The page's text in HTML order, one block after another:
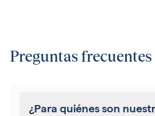
Preguntas frecuentes
¿Para quiénes son